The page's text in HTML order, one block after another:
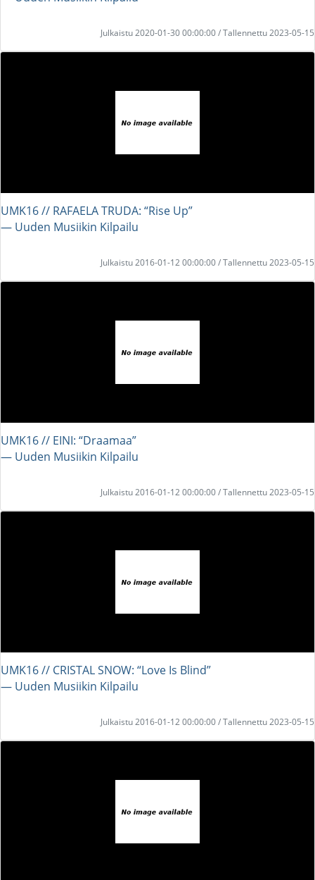
Julkaistu 2020-01-30 00:00:00 / Tallennettu 2023-05-15
UMK16 // RAFAELA TRUDA: “Rise Up”
― Uuden Musiikin Kilpailu
Julkaistu 2016-01-12 00:00:00 / Tallennettu 2023-05-15
UMK16 // EINI: “Draamaa”
― Uuden Musiikin Kilpailu
Julkaistu 2016-01-12 00:00:00 / Tallennettu 2023-05-15
UMK16 // CRISTAL SNOW: “Love Is Blind”
― Uuden Musiikin Kilpailu
Julkaistu 2016-01-12 00:00:00 / Tallennettu 2023-05-15